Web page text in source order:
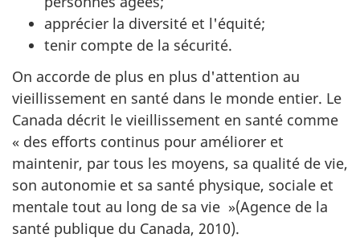
apprécier la diversité et l'équité;
tenir compte de la sécurité.
On accorde de plus en plus d'attention au
vieillissement en santé dans le monde entier. Le
Canada décrit le vieillissement en santé comme
« des efforts continus pour améliorer et
maintenir, par tous les moyens, sa qualité de vie,
son autonomie et sa santé physique, sociale et
mentale tout au long de sa vie »(Agence de la
santé publique du Canada, 2010).